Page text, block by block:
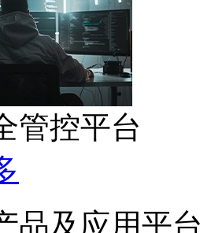
管控平台
品及应用平台